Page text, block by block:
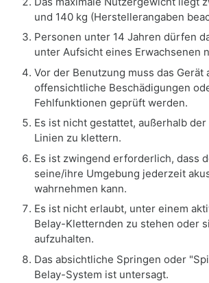
und 140 kg (Herstellerangaben
Personen unter 14 Jahren dürfen
unter Aufsicht eines Erwachsenen
Vor der Benutzung muss das Gerät
offensichtliche Beschädigungen
Fehlfunktionen geprüft werden.
Es ist nicht gestattet, außerhalb
Linien zu klettern.
Es ist zwingend erforderlich, dass
seine/ihre Umgebung jederzeit
wahrnehmen kann.
Es ist nicht erlaubt, unter einem
Belay-Kletternden zu stehen oder
aufzuhalten.
Das absichtliche Springen oder
Belay-System ist untersagt.